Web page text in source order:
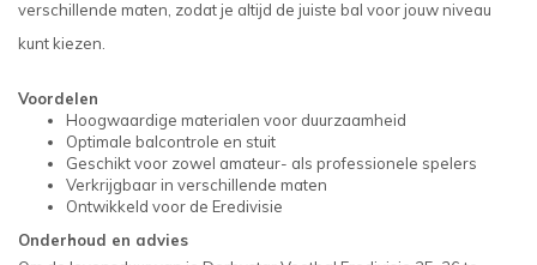
verschillende maten, zodat je altijd de juiste bal voor jouw niveau
kunt kiezen.
Voordelen
Hoogwaardige materialen voor duurzaamheid
Optimale balcontrole en stuit
Geschikt voor zowel amateur- als professionele spelers
Verkrijgbaar in verschillende maten
Ontwikkeld voor de Eredivisie
Onderhoud en advies